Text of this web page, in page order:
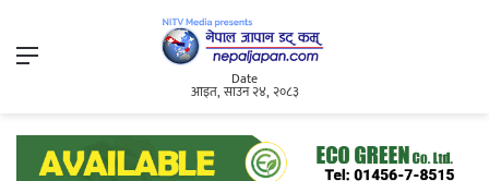
Menu
Date
आइत, साउन २४, २०८३